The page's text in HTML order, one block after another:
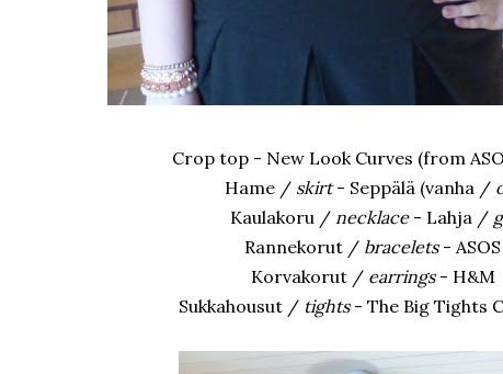
Crop top - New Look Curves (from
Hame / skirt- Seppälä (vanha /
Kaulakoru / necklace - Lahja /
Rannekorut / bracelets - ASOS
Korvakorut / earrings - H&M
Sukkahousut / tights - The Big Tights